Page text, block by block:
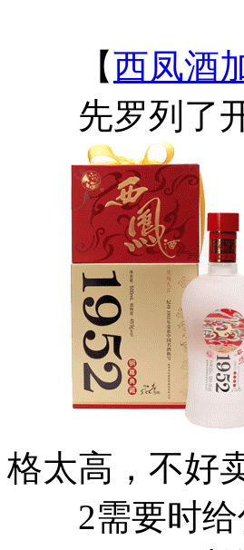
【西凤酒
先罗列了开
格太高，不好
2需要时给